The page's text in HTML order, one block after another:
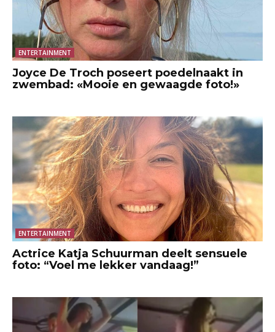
ENTERTAINMENT
Joyce De Troch poseert poedelnaakt in
zwembad: «Mooie en gewaagde foto!»
ENTERTAINMENT
Actrice Katja Schuurman deelt sensuele
foto: “Voel me lekker vandaag!”